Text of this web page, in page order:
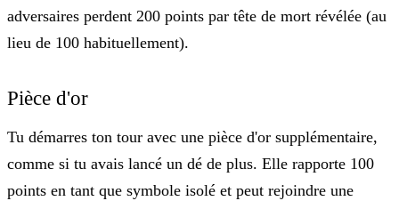
adversaires perdent 200 points par tête de mort révélée (au
lieu de 100 habituellement).
Pièce d'or
Tu démarres ton tour avec une pièce d'or supplémentaire,
comme si tu avais lancé un dé de plus. Elle rapporte 100
points en tant que symbole isolé et peut rejoindre une